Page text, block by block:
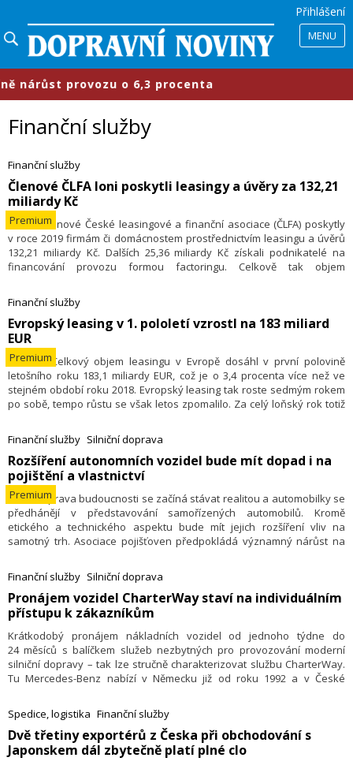
Přihlášení
MENU
provozu o 6,3 procenta
Finanční služby
Finanční služby
Členové ČLFA loni poskytli leasingy a úvěry za 132,21
miliardy Kč
Premium
14.2. – Členové České leasingové a finanční asociace (ČLFA) poskytly
v roce 2019 firmám či domácnostem prostřednictvím leasingu a úvěrů
132,21 miliardy Kč. Dalších 25,36 miliardy Kč získali podnikatelé na
financování provozu formou factoringu. Celkově tak objem
157,57 miliardy Kč.
Finanční služby
Evropský leasing v 1. pololetí vzrostl na 183 miliard
EUR
Premium
10.12. – Celkový objem leasingu v Evropě dosáhl v první polovině
letošního roku 183,1 miliardy EUR, což je o 3,4 procenta více než ve
stejném období roku 2018. Evropský leasing tak roste sedmým rokem
po sobě, tempo růstu se však letos zpomalilo. Za celý loňský rok totiž
zlepšení o 7,7 procenta. Vyplývá to ze statistik federace evropských
leasingových asociací Leaseurope, jejímž členem je i Česká leasingová
a finanční asociace (ČLFA).
Finanční služby Silniční doprava
Rozšíření autonomních vozidel bude mít dopad i na
pojištění a vlastnictví
Premium
5.8. – Doprava budoucnosti se začíná stávat realitou a automobilky se
předhánějí v představování samořízených automobilů. Kromě
etického a technického aspektu bude mít jejich rozšíření vliv na
samotný trh. Asociace pojišťoven předpokládá významný nárůst na
běžnou součástí dopravního provozu do deseti let.
Finanční služby Silniční doprava
Pronájem vozidel CharterWay staví na individuálním
přístupu k zákazníkům
Krátkodobý pronájem nákladních vozidel od jednoho týdne do
24 měsíců s balíčkem služeb nezbytných pro provozování moderní
silniční dopravy – tak lze stručně charakterizovat službu CharterWay.
Tu Mercedes-Benz nabízí v Německu již od roku 1992 a v České
přístup ke každému zákazníkovi.
Spedice, logistika Finanční služby
​Dvě třetiny exportérů z Česka při obchodování s
Japonskem dál zbytečně platí plné clo